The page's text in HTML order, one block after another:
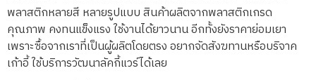
พลาสติกหลายสี หลายรูปแบบ สินค้าผลิตจากพลาสติกเกรด
คุณภาพ คงทนแข็งแรง ใช้งานได้ยาวนาน อีกทั้งยังราคาย่อมเยา
เพราะซื้อจากเราที่เป็นผู้ผลิตโดยตรง อยากจัดสังฆทานหรือบริจาค
เก้าอี้ ใช้บริการวัฒนาลัคกี้แวร์ได้เลย